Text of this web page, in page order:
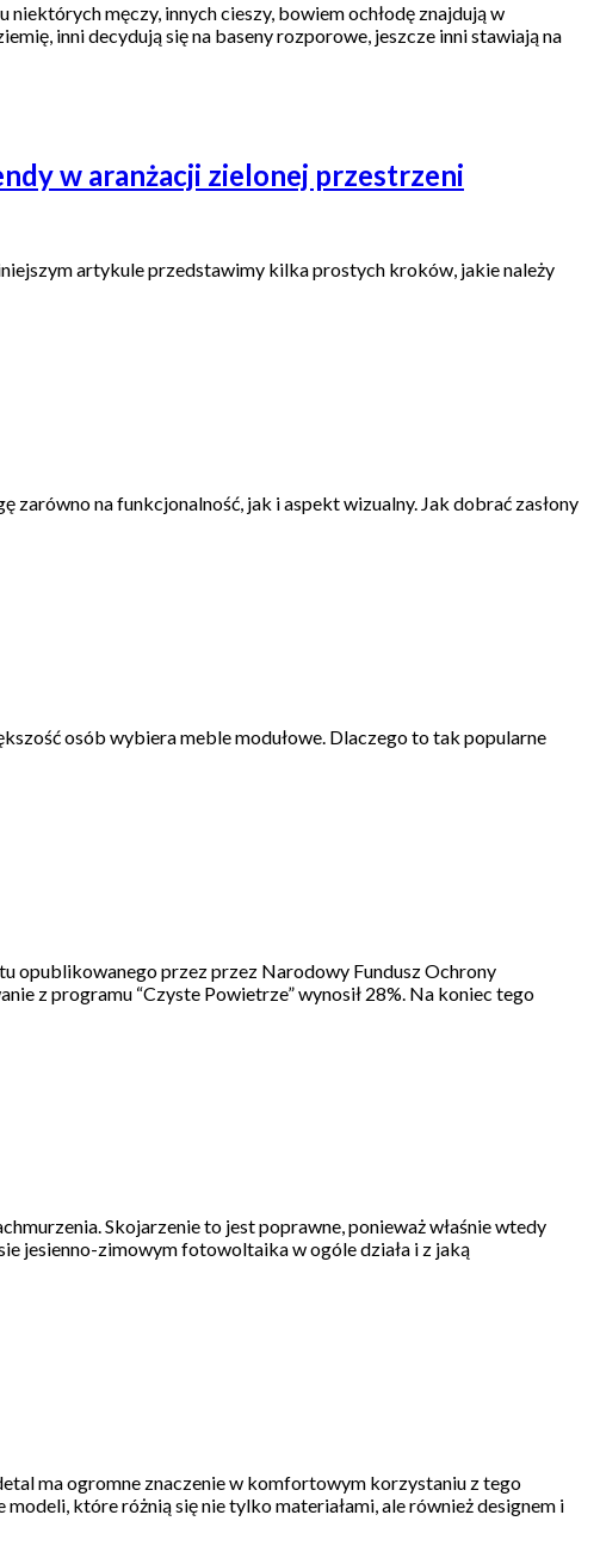
męczy, innych cieszy, bowiem ochłodę znajdują w
inni decydują się na baseny rozporowe, jeszcze inni stawiają na
w aranżacji zielonej przestrzeni
artykule przedstawimy kilka prostych kroków, jakie należy
na funkcjonalność, jak i aspekt wizualny. Jak dobrać zasłony
osób wybiera meble modułowe. Dlaczego to tak popularne
opublikowanego przez przez Narodowy Fundusz Ochrony
z programu “Czyste Powietrze” wynosił 28%. Na koniec tego
Skojarzenie to jest poprawne, ponieważ właśnie wtedy
jesienno-zimowym fotowoltaika w ogóle działa i z jaką
ma ogromne znaczenie w komfortowym korzystaniu z tego
które różnią się nie tylko materiałami, ale również designem i